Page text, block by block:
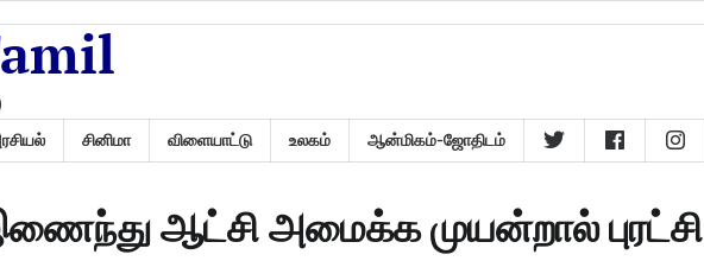
சினிமா விளையாட்டு உலகம் ஆன்மிகம்-ஜோதிடம்
ஆட்சி அமைக்க முயன்றால் புரட்சி